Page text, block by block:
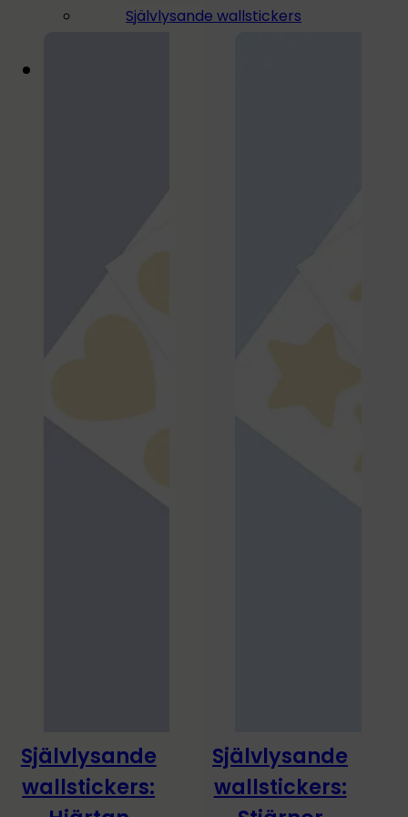
Självlysande wallstickers
119,00 kr.95,20 kr.
was:
-20%
Lyser i mörkret!
Självlysande
wallstickers:
-20%
Lyser i mörkret!
Självlysande
wallstickers: